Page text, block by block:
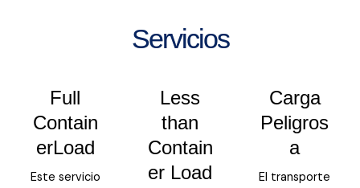
Servicios
Full
Contain
erLoad
Este servicio
Less
than
Contain
er Load
Carga
Peligros
a
El transporte